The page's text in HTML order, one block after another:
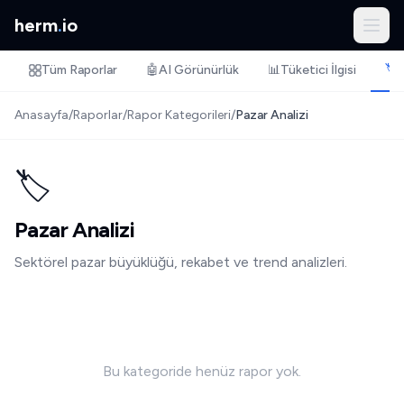
herm.io
Tüm Raporlar 🤖AI Görünürlük 📊Tüketici İlgisi 🏷️
Anasayfa/Raporlar/Rapor Kategorileri/Pazar Analizi
🏷️
Pazar Analizi
Sektörel pazar büyüklüğü, rekabet ve trend analizleri.
Bu kategoride henüz rapor yok.